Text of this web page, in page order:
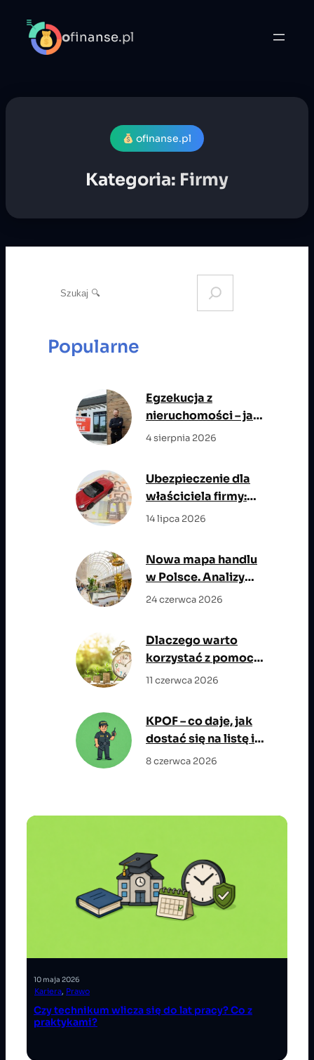
treści
ofinanse.pl
ofinanse.pl
Kategoria: Firmy
c
Popularne
Egzekucja z
nieruchomości – jak
przebiega i jakie ma
4 sierpnia 2026
Ubezpieczenie dla
właściciela firmy:
OC zawodowe,
planie ochrony
14 lipca 2026
Nowa mapa handlu
w Polsce. Analizy
rynkowe wskazują
potencjałem
wzrostu
24 czerwca 2026
Dlaczego warto
korzystać z pomocy
eksperta
11 czerwca 2026
KPOF – co daje, jak
dostać się na listę i
jakie są wymagania?
8 czerwca 2026
10 maja 2026
Kariera, Prawo
Czy technikum wlicza się do lat pracy? Co z
praktykami?